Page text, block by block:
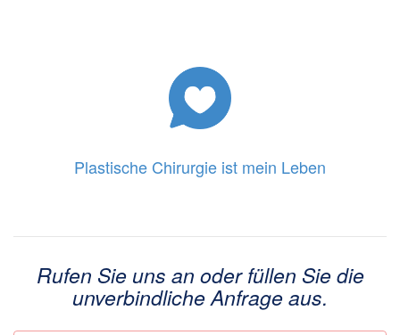
Plastische Chirurgie ist mein Leben
Rufen Sie uns an oder füllen Sie die
unverbindliche Anfrage aus.